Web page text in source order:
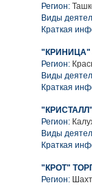
Регион:
Виды
Краткая
Регион:
Виды
Краткая
Регион:
Виды
Краткая
"КРОТ"
Регион: